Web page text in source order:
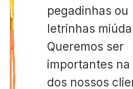
pegadinhas ou
letrinhas
Queremos ser
importantes na
dos nossos